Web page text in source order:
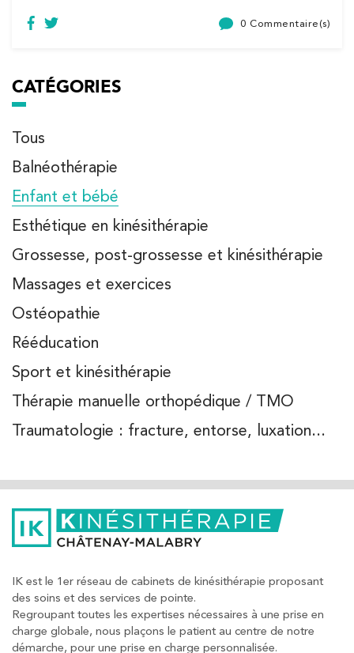
0 Commentaire(s)
CATÉGORIES
Tous
Balnéothérapie
Enfant et bébé
Esthétique en kinésithérapie
Grossesse, post-grossesse et kinésithérapie
Massages et exercices
Ostéopathie
Rééducation
Sport et kinésithérapie
Thérapie manuelle orthopédique / TMO
Traumatologie : fracture, entorse, luxation...
IK est le 1er réseau de cabinets de kinésithérapie proposant
des soins et des services de pointe.
Regroupant toutes les expertises nécessaires à une prise en
charge globale, nous plaçons le patient au centre de notre
démarche, pour une prise en charge personnalisée.
199 Bd Saint-Germain 75007 Paris
199 Bd Saint-Germain 75007 Paris
01 43 25 10 20
PRENEZ RDV SUR
IK Bois Colombes – 92
1 Rue Mertens 92600 Bois-Colombes
1 Rue Mertens 92600 Bois-Colombes
01 43 50 50 81
Kinésithérapie
IK Olympe Sante Antony – 92
28 Rue Velpeau 92160 Antony
28 Rue Velpeau 92160 Antony
01 76 21 71 41
PRENEZ RDV SUR
Kinésithérapie